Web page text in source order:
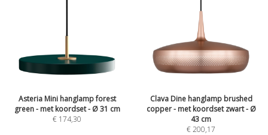
Asteria Mini hanglamp forest
green - met koordset - Ø 31 cm
€ 174,30
Clava Dine hanglamp brushed
copper - met koordset zwart - Ø
43 cm
€200,17